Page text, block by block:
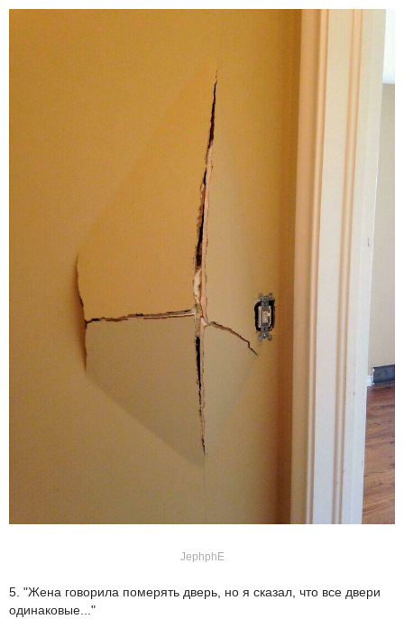
JephphE
5. "Жена говорила померять дверь, но я сказал, что все двери
одинаковые..."